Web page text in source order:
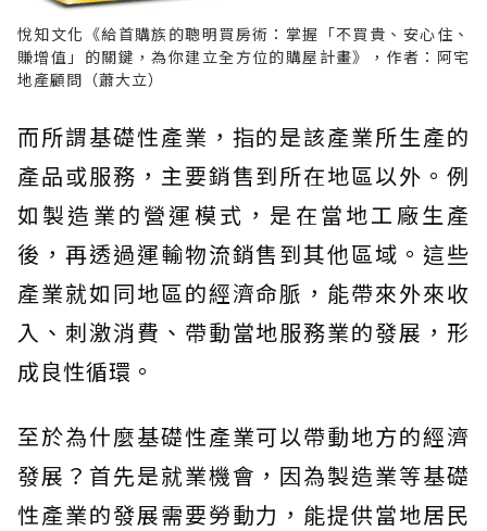
悅知文化《給首購族的聰明買房術：掌握「不買貴、安心住、
賺增值」的關鍵，為你建立全方位的購屋計畫》，作者：阿宅
地產顧問（蕭大立）
而所謂基礎性產業，指的是該產業所生產的
產品或服務，主要銷售到所在地區以外。例
如製造業的營運模式，是在當地工廠生產
後，再透過運輸物流銷售到其他區域。這些
產業就如同地區的經濟命脈，能帶來外來收
入、刺激消費、帶動當地服務業的發展，形
成良性循環。
至於為什麼基礎性產業可以帶動地方的經濟
發展？首先是就業機會，因為製造業等基礎
性產業的發展需要勞動力，能提供當地居民